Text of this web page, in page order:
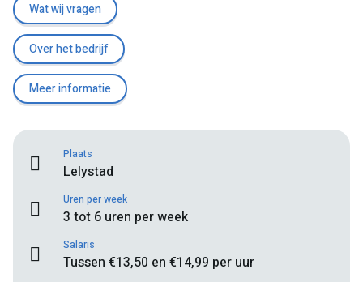
Wat wij vragen
Over het bedrijf
Meer informatie
Plaats
Lelystad
Uren per week
3 tot 6 uren per week
Salaris
Tussen €13,50 en €14,99 per uur